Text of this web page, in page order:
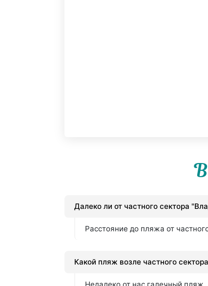
Далеко ли от частного сектора
Расстояние до пляжа от
Какой пляж возле частного